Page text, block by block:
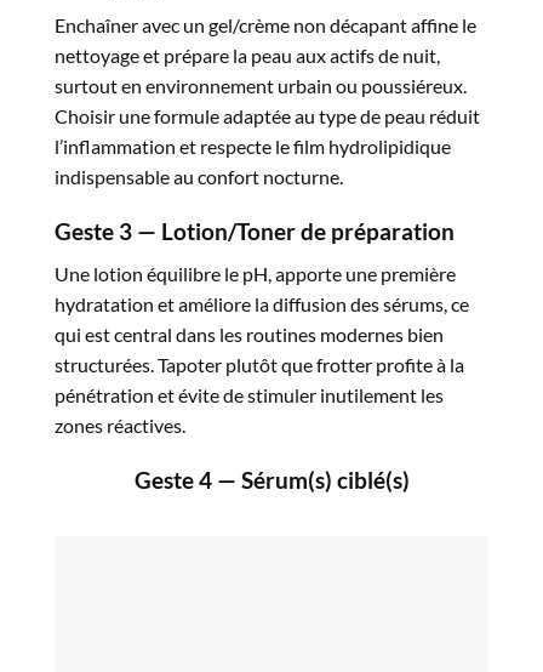
Enchaîner avec un gel/crème non décapant affine le
nettoyage et prépare la peau aux actifs de nuit,
surtout en environnement urbain ou poussiéreux.
Choisir une formule adaptée au type de peau réduit
l’inflammation et respecte le film hydrolipidique
indispensable au confort nocturne.​
Geste 3 — Lotion/Toner de préparation
Une lotion équilibre le pH, apporte une première
hydratation et améliore la diffusion des sérums, ce
qui est central dans les routines modernes bien
structurées. Tapoter plutôt que frotter profite à la
pénétration et évite de stimuler inutilement les
zones réactives.​
Geste 4 — Sérum(s) ciblé(s)